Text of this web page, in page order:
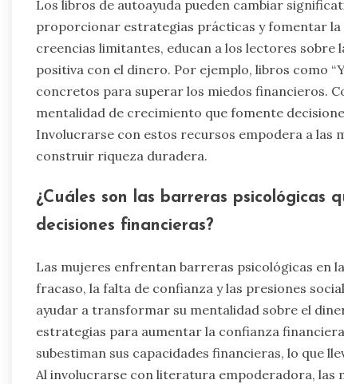
Los libros de autoayuda pueden cambiar
proporcionar estrategias prácticas y fomentar
creencias limitantes, educan a los lectores
positiva con el dinero. Por ejemplo, libros como
concretos para superar los miedos financieros.
mentalidad de crecimiento que fomente
Involucrarse con estos recursos empodera a las
construir riqueza duradera.
¿Cuáles son las barreras
decisiones financieras?
Las mujeres enfrentan barreras psicológicas en
fracaso, la falta de confianza y las presiones
ayudar a transformar su mentalidad sobre el
estrategias para aumentar la confianza
subestiman sus capacidades financieras, lo que
Al involucrarse con literatura empoderadora, las